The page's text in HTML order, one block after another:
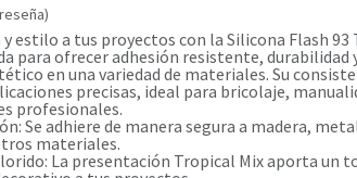
y estilo a tus proyectos con la Silicona Flash 93
para ofrecer adhesión resistente, durabilidad
en una variedad de materiales. Su
precisas, ideal para bricolaje,
profesionales.
Se adhiere de manera segura a madera,
materiales.
La presentación Tropical Mix aporta un